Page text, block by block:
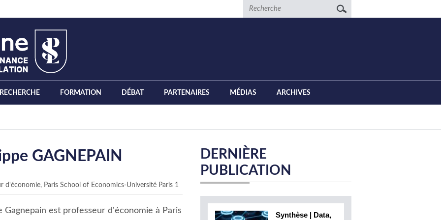
Recherche
RECHERCHE FORMATION DÉBAT PARTENAIRES MÉDIAS ARCHIVES
GAGNEPAIN
d'économie, Paris School of Economics-Université Paris 1
Gagnepain est professeur d'économie à Paris
DERNIÈRE
PUBLICATION
Synthèse | Data,